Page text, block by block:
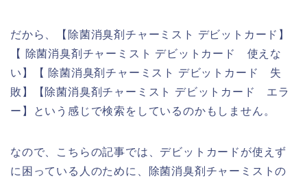
だから、【除菌消臭剤チャーミスト デビットカード】
【 除菌消臭剤チャーミスト デビットカード 使えな
い】【 除菌消臭剤チャーミスト デビットカード 失
敗】【除菌消臭剤チャーミスト デビットカード エラ
ー】という感じで検索をしているのかもしません。
なので、こちらの記事では、デビットカードが使えず
に困っている人のために、除菌消臭剤チャーミストの